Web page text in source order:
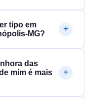
tipo em
das
mim é mais